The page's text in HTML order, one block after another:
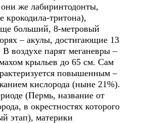
же лабиринтодонты,
тритона),
больший, 8-метровый
– акулы, достигающие 13
воздухе парят меганевры –
крыльев до 65 см. Сам
повышенным –
кислорода (ныне 21%).
(Пермь, название от
в окрестностях которого
этап), материки